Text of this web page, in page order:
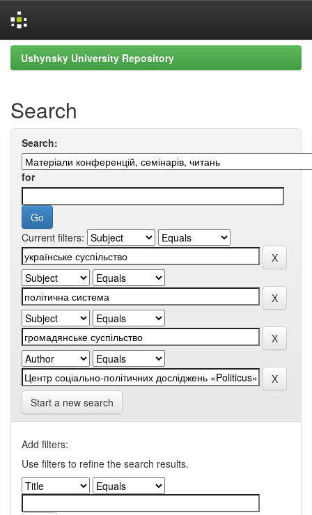
Skip
navigation
Ushynsky University Repository
Search
Search:
for
Current filters:
Start a new search
Add filters:
Use filters to refine the search results.